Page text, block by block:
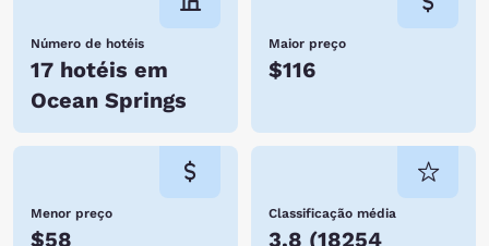
Número de hotéis
17 hotéis em
Ocean Springs
Maior preço
$116
Menor preço
$58
Classificação média
3.8 (18254